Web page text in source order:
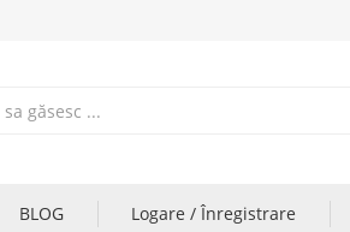
BLOG Logare / Înregistrare